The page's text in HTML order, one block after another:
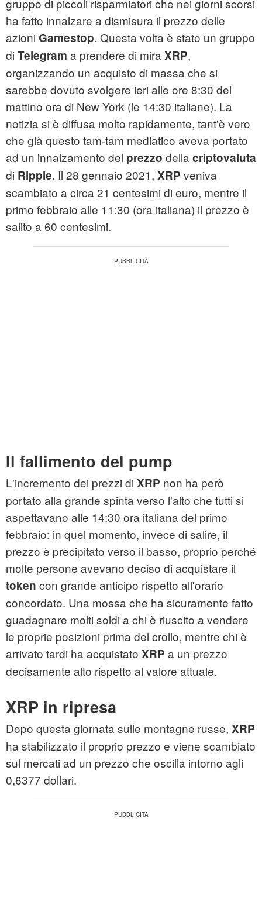
gruppo di piccoli risparmiatori che nei giorni scorsi
ha fatto innalzare a dismisura il prezzo delle
azioni Gamestop. Questa volta è stato un gruppo
di Telegram a prendere di mira XRP,
organizzando un acquisto di massa che si
sarebbe dovuto svolgere ieri alle ore 8:30 del
mattino ora di New York (le 14:30 italiane). La
notizia si è diffusa molto rapidamente, tant'è vero
che già questo tam-tam mediatico aveva portato
ad un innalzamento del prezzo della criptovaluta
di Ripple. Il 28 gennaio 2021, XRP veniva
scambiato a circa 21 centesimi di euro, mentre il
primo febbraio alle 11:30 (ora italiana) il prezzo è
salito a 60 centesimi.
Il fallimento del pump
L'incremento dei prezzi di XRP non ha però
portato alla grande spinta verso l'alto che tutti si
aspettavano alle 14:30 ora italiana del primo
febbraio: in quel momento, invece di salire, il
prezzo è precipitato verso il basso, proprio perché
molte persone avevano deciso di acquistare il
token con grande anticipo rispetto all'orario
concordato. Una mossa che ha sicuramente fatto
guadagnare molti soldi a chi è riuscito a vendere
le proprie posizioni prima del crollo, mentre chi è
arrivato tardi ha acquistato XRP a un prezzo
decisamente alto rispetto al valore attuale.
XRP in ripresa
Dopo questa giornata sulle montagne russe, XRP
ha stabilizzato il proprio prezzo e viene scambiato
sul mercati ad un prezzo che oscilla intorno agli
0,6377 dollari.